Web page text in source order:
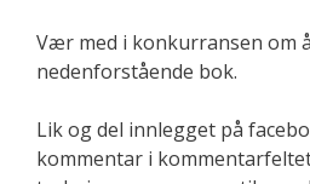
Vær med i konkurransen om
nedenforstående bok.
Lik og del innlegget på
kommentar i